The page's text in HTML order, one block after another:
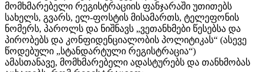
მომხმარებელი რეგისტრაციის ფანჯარაში უთითებს
სახელს, გვარს, ელ-ფოსტის მისამართს, ტელეფონის
ნომერს, პაროლს და ნიშნავს „ვეთანხმები წესებსა და
პირობებს და კონფიდენციალობის პოლიტიკას“ (ასევე
წოდებული „სტანდარტული რეგისტრაცია“)
ამასთანავე, მომხმარებელი ადასტურებს და თანხმობას